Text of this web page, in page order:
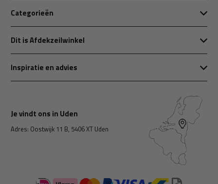
Categorieën
Dit is Afdekzeilwinkel
Inspiratie en advies
Je vindt ons in Uden
Adres: Oostwijk 11 B, 5406 XT Uden